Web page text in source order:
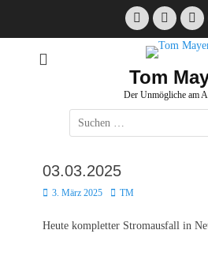
Facebook
E-
Mail
Tom
Der Unmögliche am
Suche
nach:
03.03.2025
Posted
3. März 2025 Autor
TM
Heute kompletter Stromausfall in